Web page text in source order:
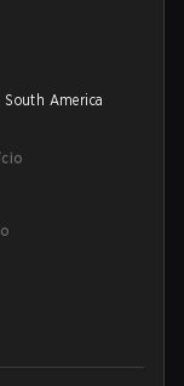
South America